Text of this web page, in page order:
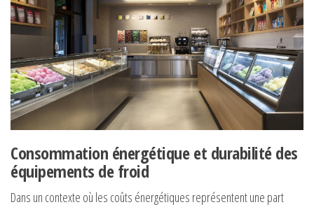
Consommation énergétique et durabilité des
équipements de froid
Dans un contexte où les coûts énergétiques représentent une part